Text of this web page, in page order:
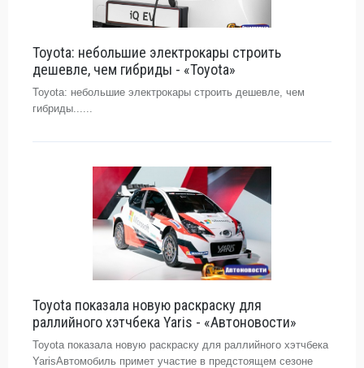
Toyota: небольшие электрокары строить
дешевле, чем гибриды - «Toyota»
Toyota: небольшие электрокары строить дешевле, чем
гибриды......
Toyota показала новую раскраску для
раллийного хэтчбека Yaris - «Автоновости»
Toyota показала новую раскраску для раллийного хэтчбека
YarisАвтомобиль примет участие в предстоящем сезоне